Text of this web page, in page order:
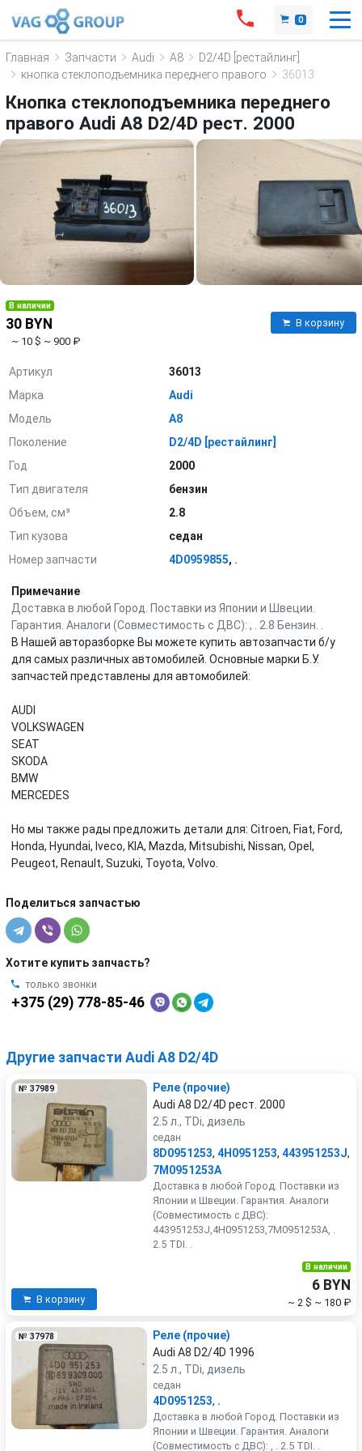
0
Главная Запчасти Audi A8
D2/4D [рестайлинг]
кнопка стеклоподъемника переднего правого
36013
Кнопка стеклоподъемника переднего
правого Audi A8 D2/4D рест. 2000
В наличии
30 BYN
~ 10 $ ~ 900 ₽
В корзину
Артикул
36013
Марка
Audi
Модель
A8
Поколение
D2/4D [рестайлинг]
Год
2000
Тип двигателя
бензин
Объем, см³
2.8
Тип кузова
седан
Номер запчасти
4D0959855, .
Примечание
Доставка в любой Город. Поставки из Японии и Швеции.
Гарантия. Аналоги (Совместимость с ДВС): , . 2.8 Бензин. .
В Нашей авторазборке Вы можете купить автозапчасти б/у
для самых различных автомобилей. Основные марки Б.У.
запчастей представлены для автомобилей:
AUDI
VOLKSWAGEN
SEAT
SKODA
BMW
MERCEDES
Но мы также рады предложить детали для: Citroen, Fiat, Ford,
Honda, Hyundai, Iveco, KIA, Mazda, Mitsubishi, Nissan, Opel,
Peugeot, Renault, Suzuki, Toyota, Volvo.
Поделиться запчастью
Хотите купить запчасть?
только звонки
+375 (29) 778-85-46
Другие запчасти Audi A8 D2/4D
№ 37989
Реле (прочие)
Audi A8 D2/4D рест. 2000
2.5 л., TDi, дизель
седан
8D0951253, 4H0951253, 443951253J,
7M0951253A
Доставка в любой Город. Поставки из
Японии и Швеции. Гарантия. Аналоги
(Совместимость с ДВС):
443951253J,4H0951253,7M0951253A, .
2.5 TDI. .
В корзину
В наличии
6 BYN
~ 2 $ ~ 180 ₽
№ 37978
Реле (прочие)
Audi A8 D2/4D 1996
2.5 л., TDi, дизель
седан
4D0951253, .
Доставка в любой Город. Поставки из
Японии и Швеции. Гарантия. Аналоги
(Совместимость с ДВС): , . 2.5 TDI. .